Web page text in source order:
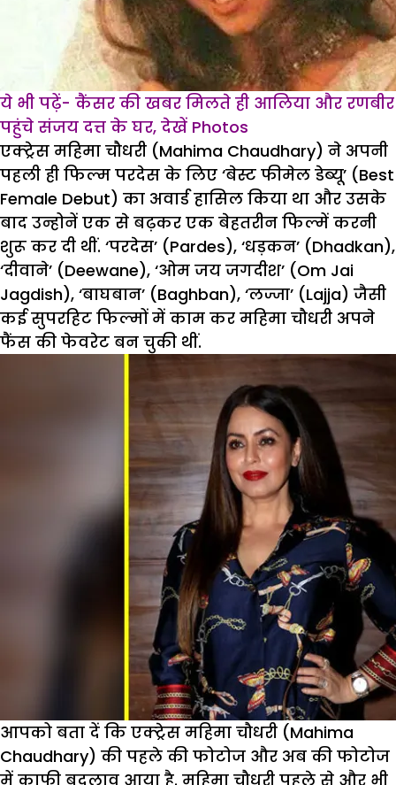
ये भी पढ़ें- कैंसर की खबर मिलते ही आलिया और रणबीर
पहुंचे संजय दत्त के घर, देखें Photos
एक्ट्रेस महिमा चौधरी (Mahima Chaudhary) ने अपनी
पहली ही फिल्म परदेस के लिए ‘बेस्ट फीमेल डेब्यू’ (Best
Female Debut) का अवार्ड हासिल किया था और उसके
बाद उन्होनें एक से बढ़कर एक बेहतरीन फिल्में करनी
शुरू कर दी थीं. ‘परदेस’ (Pardes), ‘धड़कन’ (Dhadkan),
‘दीवाने’ (Deewane), ‘ओम जय जगदीश’ (Om Jai
Jagdish), ‘बाघबान’ (Baghban), ‘लज्जा’ (Lajja) जैसी
कई सुपरहिट फिल्मों में काम कर महिमा चौधरी अपने
फैंस की फेवरेट बन चुकी थीं.
आपको बता दें कि एक्ट्रेस महिमा चौधरी (Mahima
Chaudhary) की पहले की फोटोज और अब की फोटोज
में काफी बदलाव आया है. महिमा चौधरी पहले से और भी